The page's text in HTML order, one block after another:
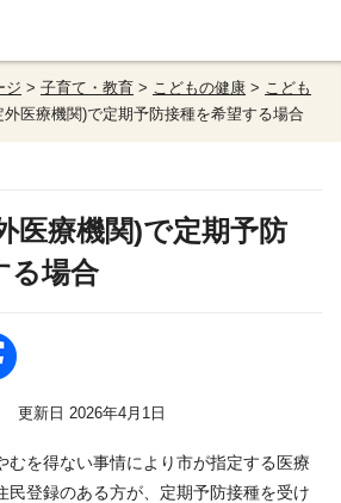
ジ > 子育て・教育 > こどもの健康 > こども
医療機関)で定期予防接種を希望する場合
医療機関)で定期予防
る場合
更新日 2026年4月1日
むを得ない事情により市が指定する医療
民登録のある方が、定期予防接種を受け